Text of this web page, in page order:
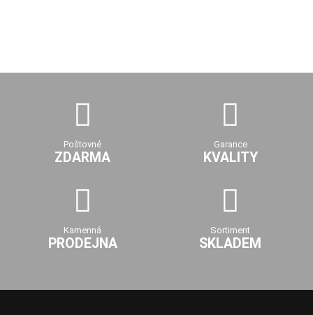
Poštovné
ZDARMA
Garance
KVALITY
Kamenná
PRODEJNA
Sortiment
SKLADEM